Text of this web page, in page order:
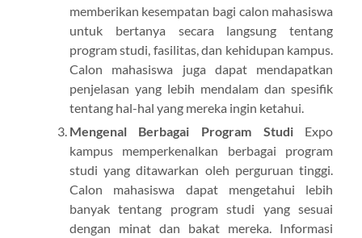
memberikan kesempatan bagi calon mahasiswa
untuk bertanya secara langsung tentang
program studi, fasilitas, dan kehidupan kampus.
Calon mahasiswa juga dapat mendapatkan
penjelasan yang lebih mendalam dan spesifik
tentang hal-hal yang mereka ingin ketahui.
Mengenal Berbagai Program StudiExpo
kampus memperkenalkan berbagai program
studi yang ditawarkan oleh perguruan tinggi.
Calon mahasiswa dapat mengetahui lebih
banyak tentang program studi yang sesuai
dengan minat dan bakat mereka. Informasi